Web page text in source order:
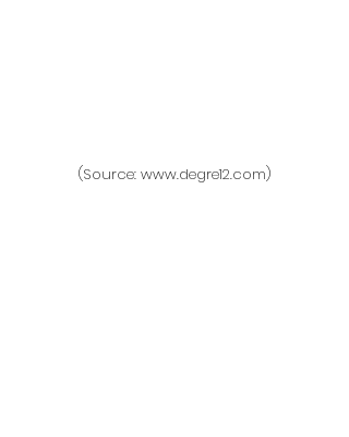
(Source: www.degre12.com)